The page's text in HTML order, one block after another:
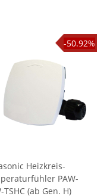
-50.92%
Heizkreis-
PAW-
TSHC (ab Gen. H)